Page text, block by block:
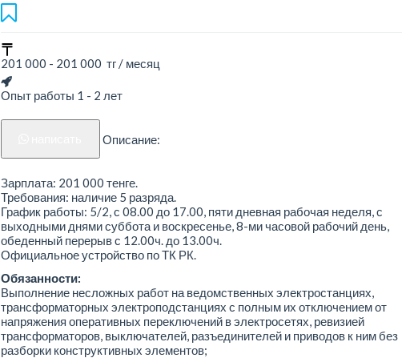
201 000 - 201 000 тг / месяц
Опыт работы 1 - 2 лет
Описание:
Зарплата: 201 000 тенге.
Требования: наличие 5 разряда.
График работы: 5/2, с 08.00 до 17.00, пяти дневная рабочая неделя, с
выходными днями суббота и воскресенье, 8-ми часовой рабочий день,
обеденный перерыв с 12.00ч. до 13.00ч.
Официальное устройство по ТК РК.
Обязанности:
Выполнение несложных работ на ведомственных электростанциях,
трансформаторных электроподстанциях с полным их отключением от
напряжения оперативных переключений в электросетях, ревизией
трансформаторов, выключателей, разъединителей и приводов к ним без
разборки конструктивных элементов;